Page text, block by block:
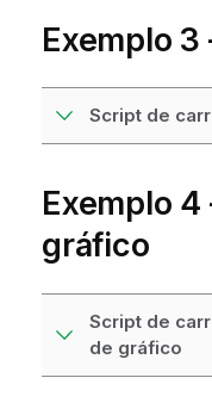
Exemplo
Script de
Exemplo 4
gráfico
Script de
de gráfico